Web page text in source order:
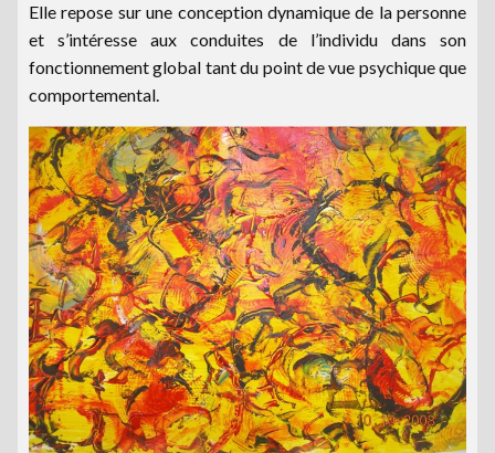
Elle repose sur une conception dynamique de la personne
et s’intéresse aux conduites de l’individu dans son
fonctionnement global tant du point de vue psychique que
comportemental.